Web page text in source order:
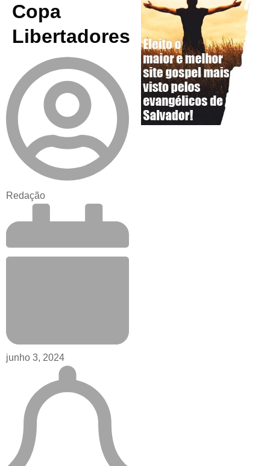
Copa
Libertadores
Redação
junho 3, 2024